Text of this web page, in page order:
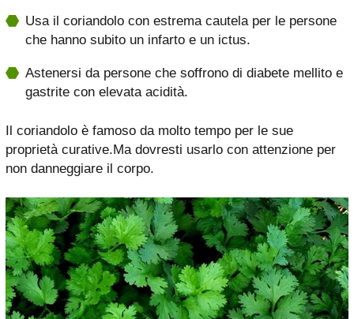
Usa il coriandolo con estrema cautela per le persone
che hanno subito un infarto e un ictus.
Astenersi da persone che soffrono di diabete mellito e
gastrite con elevata acidità.
Il coriandolo è famoso da molto tempo per le sue
proprietà curative.Ma dovresti usarlo con attenzione per
non danneggiare il corpo.